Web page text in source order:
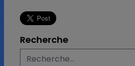
Recherche